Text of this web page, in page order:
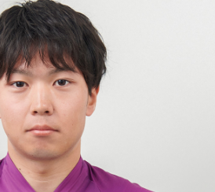
ーム・選手
技ガイド
盟・登録
エントリー
SERIESとは